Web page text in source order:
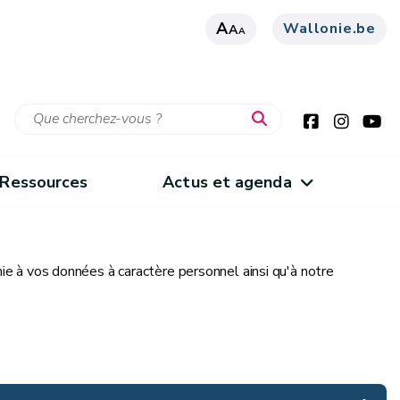
AAA Wallonie.be
Ressources Actus et agenda
vos données à caractère personnel ainsi qu'à notre